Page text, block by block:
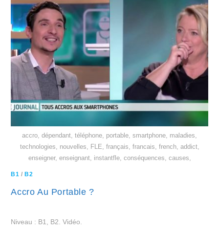
accro, dépendant, téléphone, portable, smartphone, maladies,
technologies, nouvelles, FLE, français, francais, french, addict,
enseigner, enseignant, instantfle, conséquences, causes,
B1 /B2
Accro Au Portable ?
Niveau : B1, B2. Vidéo.